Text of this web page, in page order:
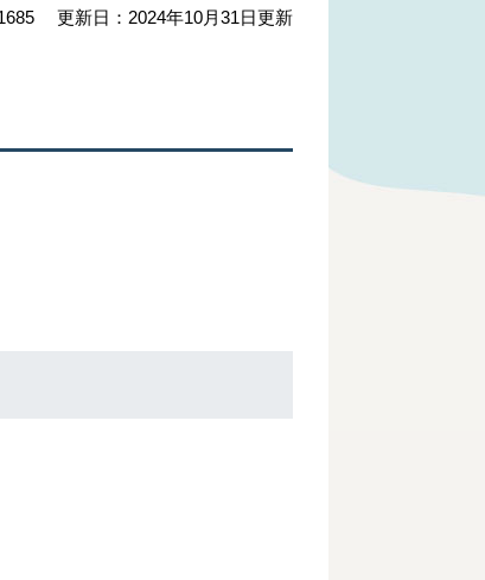
更新日：2024年10月31日更新